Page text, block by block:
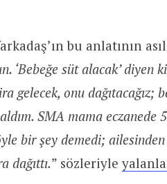
bu anlatının
‘Bebeğe süt alacak’ diyen
gelecek, onu dağıtacağız;
SMA mama eczanede
bir şey demedi; ailesinden
dağıttı.” sözleriyle